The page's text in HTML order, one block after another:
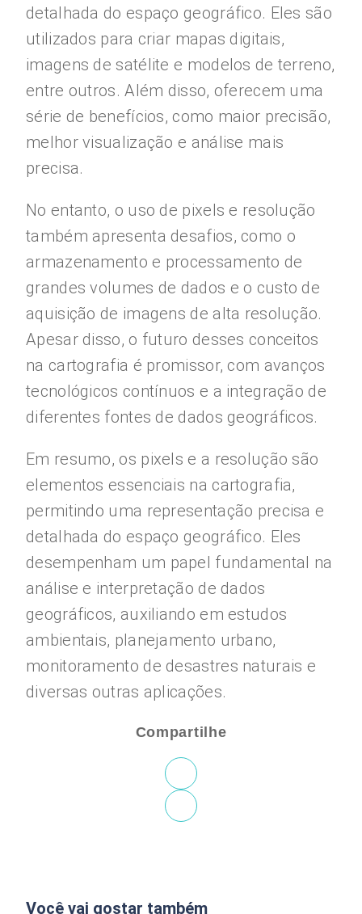
detalhada do espaço geográfico. Eles são
utilizados para criar mapas digitais,
imagens de satélite e modelos de terreno,
entre outros. Além disso, oferecem uma
série de benefícios, como maior precisão,
melhor visualização e análise mais
precisa.
No entanto, o uso de pixels e resolução
também apresenta desafios, como o
armazenamento e processamento de
grandes volumes de dados e o custo de
aquisição de imagens de alta resolução.
Apesar disso, o futuro desses conceitos
na cartografia é promissor, com avanços
tecnológicos contínuos e a integração de
diferentes fontes de dados geográficos.
Em resumo, os pixels e a resolução são
elementos essenciais na cartografia,
permitindo uma representação precisa e
detalhada do espaço geográfico. Eles
desempenham um papel fundamental na
análise e interpretação de dados
geográficos, auxiliando em estudos
ambientais, planejamento urbano,
monitoramento de desastres naturais e
diversas outras aplicações.
Compartilhe
Você vai gostar também